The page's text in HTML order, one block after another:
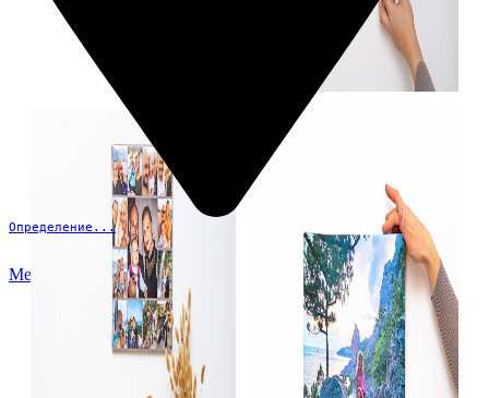
Определение...
Меню